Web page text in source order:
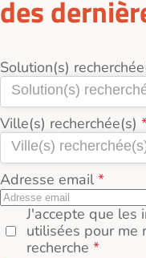
des
Solution(s)
Ville(s) recherchée(s)
Adresse email
J'accepte que les
utilisées pour me
recherche